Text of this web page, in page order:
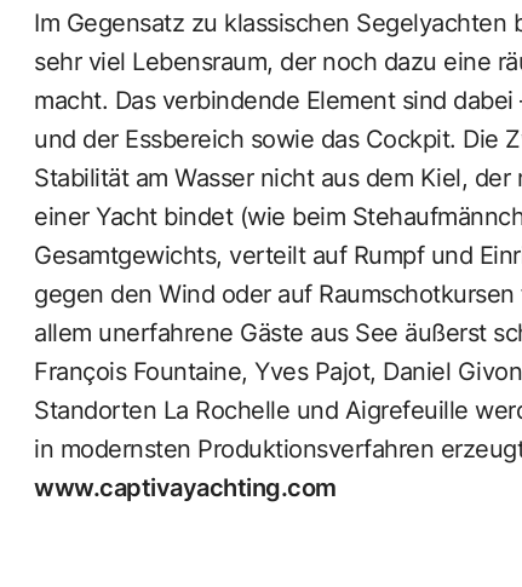
Im Gegensatz zu klassischen
sehr viel Lebensraum, der noch dazu eine
macht. Das verbindende Element sind
und der Essbereich sowie das Cockpit. Die
Stabilität am Wasser nicht aus dem Kiel,
einer Yacht bindet (wie beim
Gesamtgewichts, verteilt auf Rumpf und
gegen den Wind oder auf
allem unerfahrene Gäste aus See äußerst
François Fountaine, Yves Pajot, Daniel
Standorten La Rochelle und Aigrefeuille
in modernsten Produktionsverfahren
www.captivayachting.com